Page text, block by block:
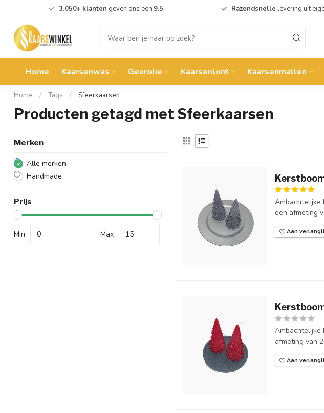
3.050+ klanten geven ons een 9.5 Razendsnelle levering uit
Home Kaarsenwas Geurolie Kaarsenlont Kaarsenmallen
Home / Tags / Sfeerkaarsen
Producten getagd met Sfeerkaarsen
Merken
Alle merken
Handmade
Prijs
Min Max
Ambachtelijke
een afmeting
Aan
Ambachtelijke
afmeting van
Aan